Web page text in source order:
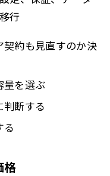
移行
約も見直すのか決
量を選ぶ
断する
る
格